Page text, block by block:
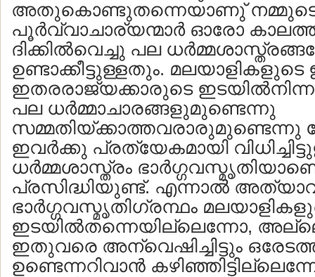
അതുകൊണ്ടുതന്നെയാണു്
പൂര്‍വ്വാചാര്യന്മാര്‍ ഓരോ
ദിക്കില്‍വെച്ചു പല
ഉണ്ടാക്കീട്ടുള്ളതും.
ഇതരരാജ്യക്കാരുടെ ഇടയില്‍നിന്നു
പല ധര്‍മ്മാചാരങ്ങളുമുണ്ടെന്നു
സമ്മതിയ്ക്കാത്തവരാരുമുണ്ടെന്നു
ഇവര്‍ക്കു പ്രത്യേകമായി
ധര്‍മ്മശാസ്ത്രം
പ്രസിദ്ധിയുണ്ട്. എന്നാല്‍
ഭാര്‍ഗ്ഗവസ്മൃതിഗ്രന്ഥം
ഇടയില്‍തന്നെയില്ലെന്നോ,
ഇതുവരെ അന്വെഷിച്ചിട്ടും
ഉണ്ടെന്നറിവാന്‍